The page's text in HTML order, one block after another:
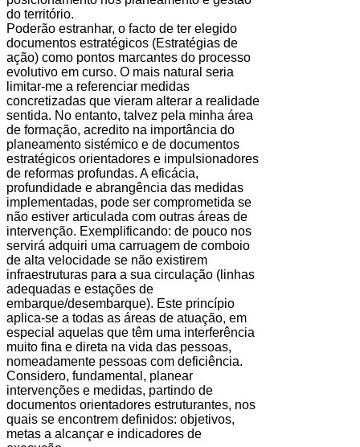
do território.
Poderão estranhar, o facto de ter elegido
documentos estratégicos (Estratégias de
ação) como pontos marcantes do processo
evolutivo em curso. O mais natural seria
limitar-me a referenciar medidas
concretizadas que vieram alterar a realidade
sentida. No entanto, talvez pela minha área
de formação, acredito na importância do
planeamento sistémico e de documentos
estratégicos orientadores e impulsionadores
de reformas profundas. A eficácia,
profundidade e abrangência das medidas
implementadas, pode ser comprometida se
não estiver articulada com outras áreas de
intervenção. Exemplificando: de pouco nos
servirá adquiri uma carruagem de comboio
de alta velocidade se não existirem
infraestruturas para a sua circulação (linhas
adequadas e estações de
embarque/desembarque). Este princípio
aplica-se a todas as áreas de atuação, em
especial aquelas que têm uma interferência
muito fina e direta na vida das pessoas,
nomeadamente pessoas com deficiência.
Considero, fundamental, planear
intervenções e medidas, partindo de
documentos orientadores estruturantes, nos
quais se encontrem definidos: objetivos,
metas a alcançar e indicadores de